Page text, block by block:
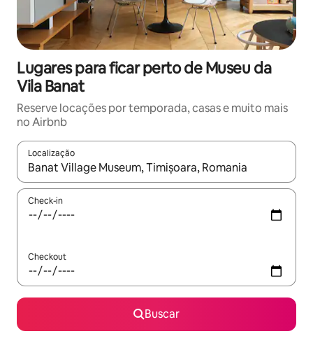
Lugares para ficar perto de Museu da
Vila Banat
Reserve locações por temporada, casas e muito mais
no Airbnb
Localização
Quando os resultados estiverem disponíveis, explore-os
Check-in
Checkout
Buscar